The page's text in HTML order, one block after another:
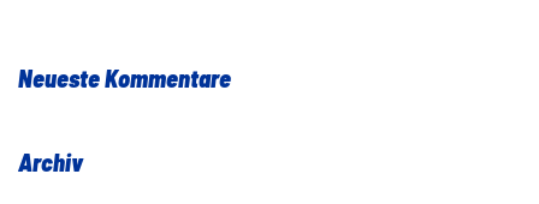
Neueste Kommentare
Archiv